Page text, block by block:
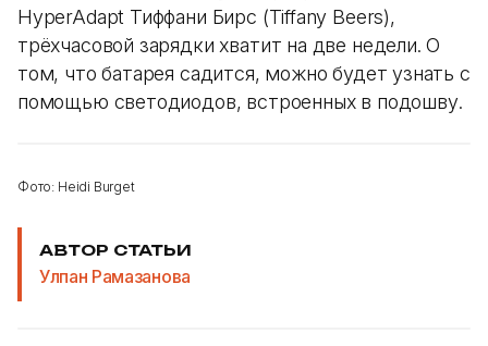
HyperAdapt Тиффани Бирс (Tiffany Beers),
трёхчасовой зарядки хватит на две недели. О
том, что батарея садится, можно будет узнать с
помощью светодиодов, встроенных в подошву.
Фото: Heidi Burget
АВТОР СТАТЬИ
Улпан Рамазанова